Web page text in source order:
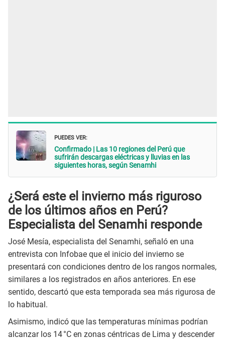
PUEDES VER:
Confirmado | Las 10 regiones del Perú que
sufrirán descargas eléctricas y lluvias en las
siguientes horas, según Senamhi
¿Será este el invierno más riguroso
de los últimos años en Perú?
Especialista del Senamhi responde
José Mesía, especialista del Senamhi, señaló en una
entrevista con Infobae que el inicio del invierno se
presentará con condiciones dentro de los rangos normales,
similares a los registrados en años anteriores. En ese
sentido, descartó que esta temporada sea más rigurosa de
lo habitual.
Asimismo, indicó que las temperaturas mínimas podrían
alcanzar los 14 °C en zonas céntricas de Lima y descender